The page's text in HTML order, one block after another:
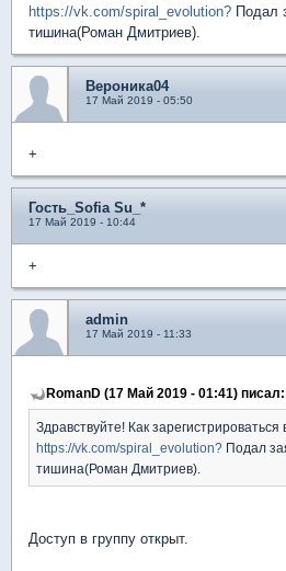
https://vk.com/spiral_evolution? Подал
тишина(Роман Дмитриев).
Вероника04
17 Май 2019 - 05:50
+
Гость_Sofia Su_*
17 Май 2019 - 10:44
+
admin
17 Май 2019 - 11:33
RomanD (17 Май 2019 - 01:41) писал:
Здравствуйте! Как зарегистрироваться
https://vk.com/spiral_evolution? Подал
тишина(Роман Дмитриев).
Доступ в группу открыт.